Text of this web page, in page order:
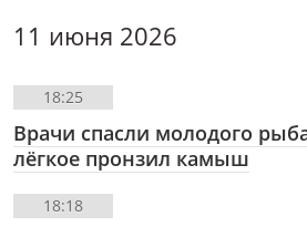
11 июня 2026
18:25
Врачи спасли молодого
лёгкое пронзил камыш
18:18